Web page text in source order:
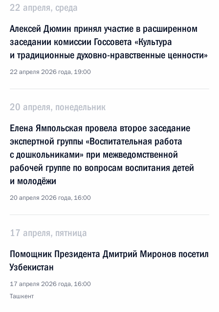
22 апреля, среда
Алексей Дюмин принял участие в расширенном
заседании комиссии Госсовета «Культура
и традиционные духовно-нравственные ценности»
22 апреля 2026 года, 19:00
20 апреля, понедельник
Елена Ямпольская провела второе заседание
экспертной группы «Воспитательная работа
с дошкольниками» при межведомственной
рабочей группе по вопросам воспитания детей
и молодёжи
20 апреля 2026 года, 16:00
17 апреля, пятница
Помощник Президента Дмитрий Миронов посетил
Узбекистан
17 апреля 2026 года, 16:00
Ташкент